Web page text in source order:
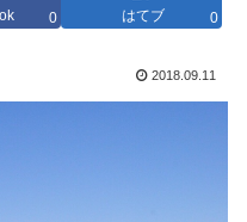
0 はてブ 0
2018.09.11